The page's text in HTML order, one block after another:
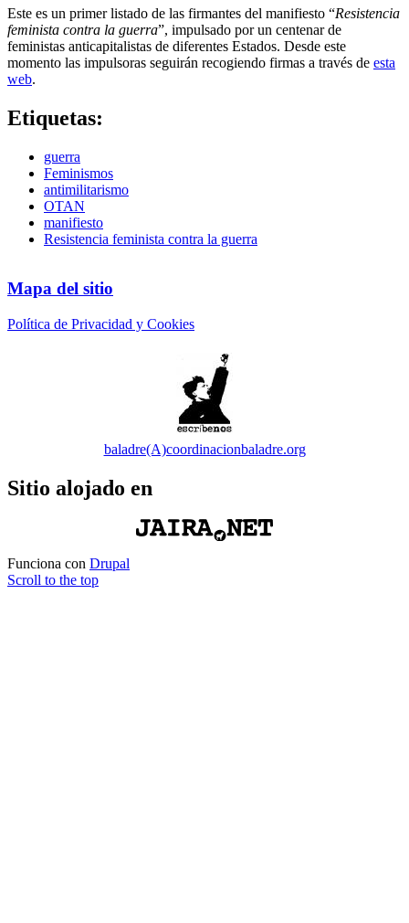
Este es un primer listado de las firmantes del manifiesto “Resistencia
feminista contra la guerra”, impulsado por un centenar de
feministas anticapitalistas de diferentes Estados. Desde este
momento las impulsoras seguirán recogiendo firmas a través de esta
web.
Etiquetas:
guerra
Feminismos
antimilitarismo
OTAN
manifiesto
Resistencia feminista contra la guerra
Mapa del sitio
Política de Privacidad y Cookies
baladre(A)coordinacionbaladre.org
Sitio alojado en
Funciona con Drupal
Scroll to the top